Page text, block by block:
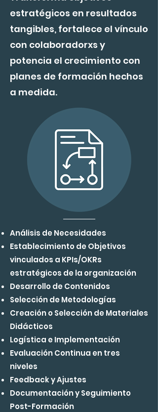
estratégicos en resultados
tangibles, fortalece el vínculo
con colaboradorxs y
potencia el crecimiento con
planes de formación hechos
a medida.
Análisis de Necesidades
Establecimiento de Objetivos
vinculados a KPIs/OKRs
estratégicos de la organización
Desarrollo de Contenidos
Selección de Metodologías
Creación o Selección de Materiales
Didácticos
Logística e Implementación
Evaluación Continua en tres
niveles
Feedback y Ajustes
Documentación y Seguimiento
Post-Formación